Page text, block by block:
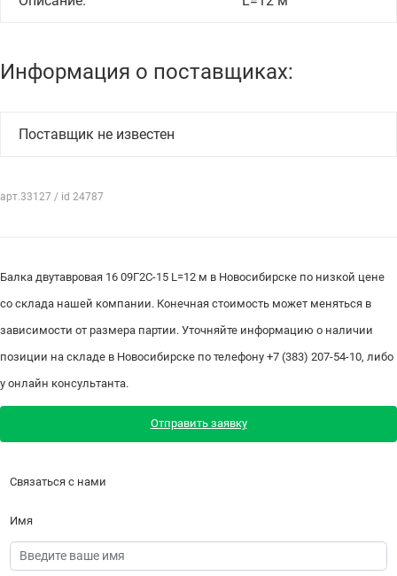
Информация о поставщиках:
Поставщик не известен
арт.33127 / id 24787
Балка двутавровая 16 09Г2С-15 L=12 м в Новосибирске по низкой цене
со склада нашей компании. Конечная стоимость может меняться в
зависимости от размера партии. Уточняйте информацию о наличии
позиции на складе в Новосибирске по телефону +7 (383) 207-54-10, либо
у онлайн консультанта.
Отправить заявку
Связаться с нами
Имя